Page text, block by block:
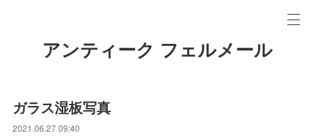
アンティーク フェルメール
ガラス湿板写真
2021.06.27 09:40